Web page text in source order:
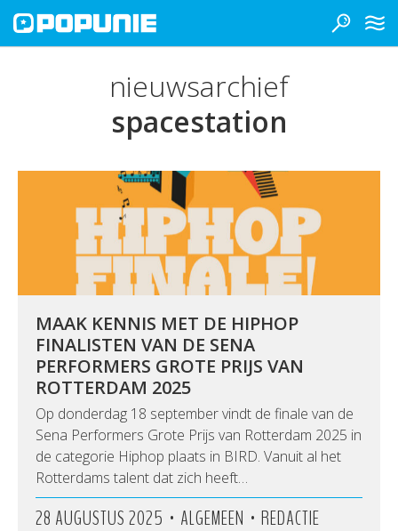
nieuwsarchief
spacestation
MAAK KENNIS MET DE HIPHOP
FINALISTEN VAN DE SENA
PERFORMERS GROTE PRIJS VAN
ROTTERDAM 2025
Op donderdag 18 september vindt de finale van de
Sena Performers Grote Prijs van Rotterdam 2025 in
de categorie Hiphop plaats in BIRD. Vanuit al het
Rotterdams talent dat zich heeft…
28 AUGUSTUS 2025 • ALGEMEEN • REDACTIE